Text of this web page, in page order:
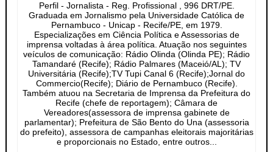
Perfil - Jornalista - Reg. Profissional , 996 DRT/PE.
Graduada em Jornalismo pela Universidade Católica de
Pernambuco - Unicap - Recife/PE, em 1979.
Especializações em Ciência Política e Assessorias de
imprensa voltadas à área política. Atuação nos seguintes
veículos de comunicação: Rádio Olinda (Olinda PE); Rádio
Tamandaré (Recife); Rádio Palmares (Maceió/AL); TV
Universitária (Recife);TV Tupi Canal 6 (Recife);Jornal do
Commercio(Recife); Diário de Pernambuco (Recife).
Também atuou na Secretaria de Imprensa da Prefeitura do
Recife (chefe de reportagem); Câmara de
Vereadores(assessora de imprensa gabinete de
parlamentar); Prefeitura de São Bento do Una (assessoria
do prefeito), assessora de campanhas eleitorais majoritárias
e proporcionais no Estado, entre outros...